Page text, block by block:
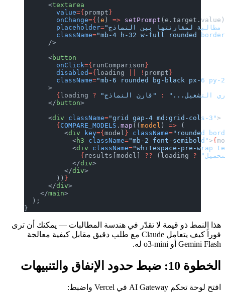
      <
textarea
        value
={ prompt
        onChange
={( e ) => setPrompt
        placeholder
=
        className
="mb-4 h-32 w-full rounded
      />
      <
button
        onClick
={runComparison
        disabled
={ loading ! prompt
        className
="mb-6 rounded bg-black px-6
      >
        {
loading التشغيل..." :
      </
button
      <
div className="grid gap-4 md:grid-cols-3"
        {
COMPARE_MODELS .map ((model ) =>
(
          <
div key={model className= "rounded
            <
h3 className="mb-2 font-semibold">{
            <
div className="whitespace-pre-wrap
              {
results[model] ?? (loading
            </
div
          </
div
        ))
      </
div
    </
main
  );
هذا النمط ذو قيمة لا تقدّر في هندسة المطالبات — يمكنك أن ترى
فوراً كيف يتعامل Claude مع طلب دقيق مقابل كيفية معالجة
Gemini Flash أو o3-mini له.
الخطوة 10: ضبط حدود الإنفاق والتنبيهات
افتح لوحة تحكم AI Gateway في Vercel واضبط: